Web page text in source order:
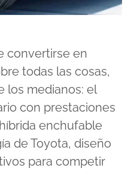
convertirse en
todas las cosas,
los medianos: el
con prestaciones
enchufable
de Toyota, diseño
para competir